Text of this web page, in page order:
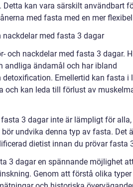
Detta kan vara särskilt användbart
med fasta med en mer
med fasta 3 dagar
och nackdelar med fasta 3 dagar.
andliga ändamål och har ibland
Emellertid kan fasta i
och kan leda till förlust av
3 dagar inte är lämpligt för
undvika denna typ av fasta. Det
dietist innan du prövar fasta
3 dagar en spännande möjlighet
Genom att förstå olika typer